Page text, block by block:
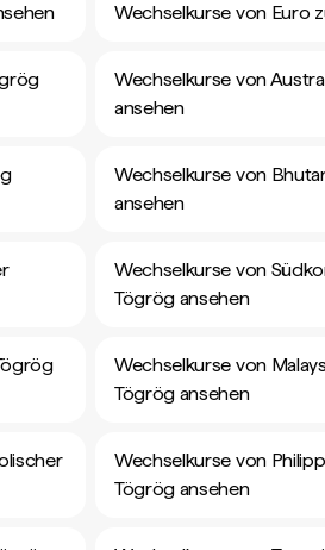
Wechselkurse von Euro
Wechselkurse von
ansehen
Wechselkurse von
ansehen
Wechselkurse von
Tögrög ansehen
Wechselkurse von
Tögrög ansehen
Wechselkurse von
Tögrög ansehen